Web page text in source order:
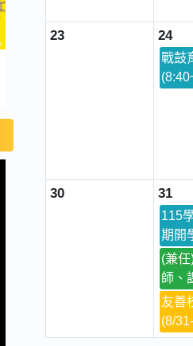
23 24
戰鼓
30 31
115
期開
(兼
師、
友善
(8/